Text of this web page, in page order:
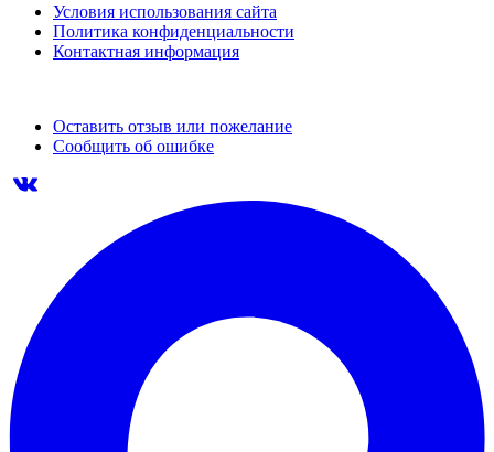
Условия использования сайта
Политика конфиденциальности
Контактная информация
Оставить отзыв или пожелание
Сообщить об ошибке